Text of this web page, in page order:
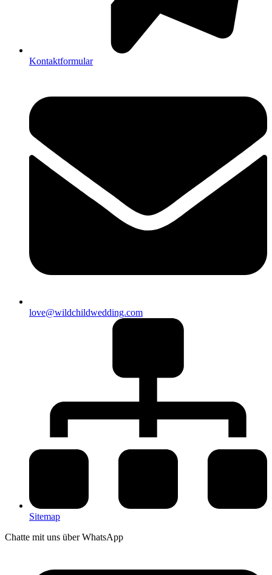
Kontaktformular
love@wildchildwedding.com
Sitemap
Chatte mit uns über WhatsApp